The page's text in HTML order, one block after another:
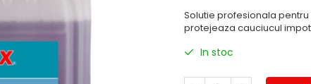
Solutie profesionala
protejeaza cauciucul
In stoc